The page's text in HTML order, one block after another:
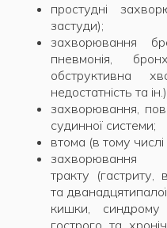
простудні
застуди);
захворювання
пневмонія,
обструктивна
недостатність та
захворювання,
судинної системи;
втома (в тому числі
тракту (гастриту,
та
кишки, синдрому